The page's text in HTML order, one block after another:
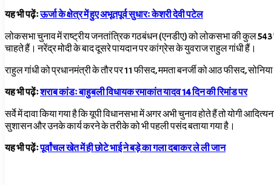
यह भी पढ़ेंःऊर्जा के क्षेत्र में हुए अभूतपूर्व सुधारः केशरी देवी पटेल
लोकसभा चुनाव में राष्ट्रीय जनतांत्रिक गठबंधन (एनडीए) को लोकसभा की कुल 543
चाहते हैं। नरेंद्र मोदी के बाद दूसरे पायदान पर कांग्रेस के युवराज राहुल गांधी हैं।
राहुल गांधी को प्रधानमंत्री के तौर पर 11 फीसद, ममता बनर्जी को आठ फीसद,
यह भी पढ़ेंःशराब कांडः बाहुबली विधायक रमाकांत यादव 14 दिन की रिमांड पर
सर्वे में दावा किया गया है कि यूपी विधानसभा में अगर अभी चुनाव होते हैं तो योगी
सुशासन और उनके कार्य करने के तरीके को भी पहली पसंद बताया गया है।
यह भी पढ़ेंःपूर्वांचल खेत में ही छोटे भाई ने बड़े का गला दबाकर ले ली जान